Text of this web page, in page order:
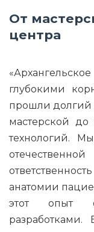
От
центра
глубокими
прошли долгий
мастерской до
технологий.
анатомии
этот опыт